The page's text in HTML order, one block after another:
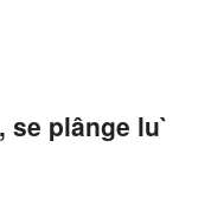
se plânge lu`